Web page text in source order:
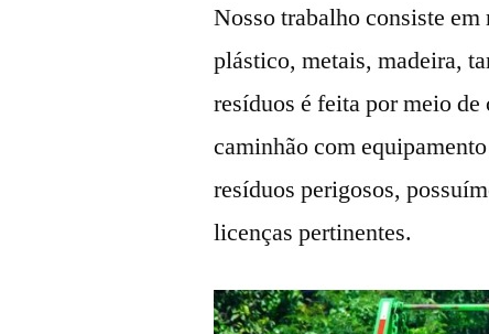
Nosso trabalho consiste
plástico, metais, madeira,
resíduos é feita por meio
caminhão com
resíduos perigosos,
licenças pertinentes.